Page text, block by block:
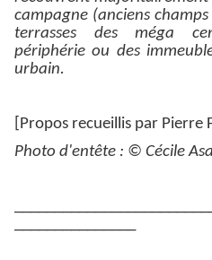
campagne (anciens
terrasses des méga
périphérie ou des
urbain.
[Propos recueillis par Pierre
Photo d'entête : © Cécile